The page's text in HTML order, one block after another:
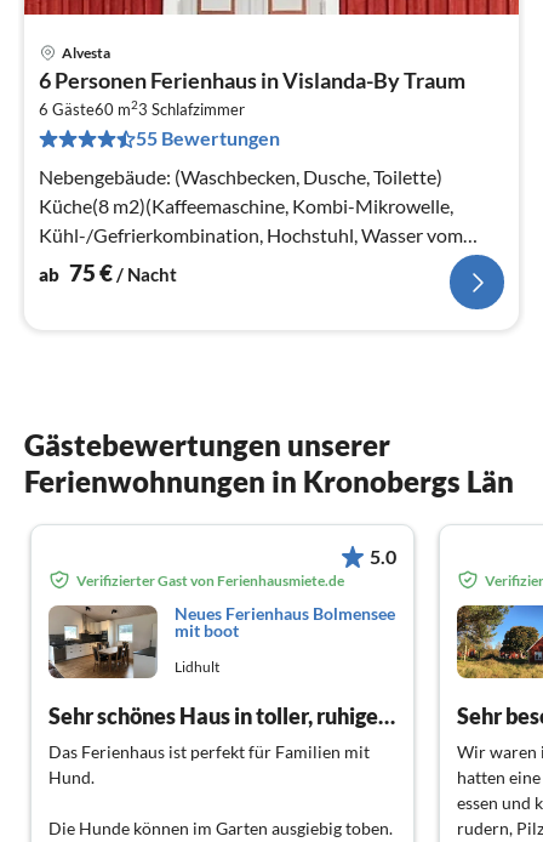
Alvesta
6 Personen Ferienhaus in Vislanda-By Traum
6 Gäste60 m23 Schlafzimmer
55 Bewertungen
Nebengebäude: (Waschbecken, Dusche, Toilette)
Küche(8 m2)(Kaffeemaschine, Kombi-Mikrowelle,
Kühl-/Gefrierkombination, Hochstuhl, Wasser vom
Brunnen, elektrische Kochplatten)
ab 75€/ Nacht
Gästebewertungen unserer
Ferienwohnungen in Kronobergs Län
5.0
Verifizierter Gast von Ferienhausmiete.de
Neues Ferienhaus Bolmensee
mit boot
Lidhult
Sehr schönes Haus in toller, ruhiger Lage
Das Ferienhaus ist perfekt für Familien mit
Hund.
Die Hunde können im Garten ausgiebig toben.
Sehr
Wir waren
hatten
essen und
rudern,